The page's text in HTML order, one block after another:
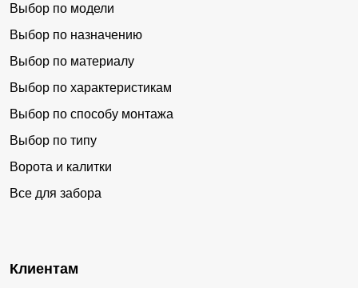
Выбор по модели
Выбор по назначению
Выбор по материалу
Выбор по характеристикам
Выбор по способу монтажа
Выбор по типу
Ворота и калитки
Все для забора
Клиентам